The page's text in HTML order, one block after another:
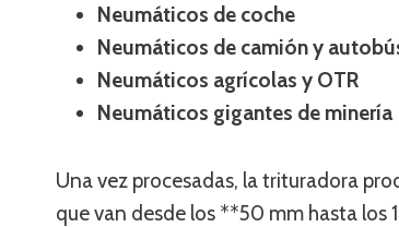
Neumáticos de coche
Neumáticos de camión y
Neumáticos agrícolas y OTR
Neumáticos gigantes de minería
Una vez procesadas, la trituradora
que van desde los **50 mm hasta los